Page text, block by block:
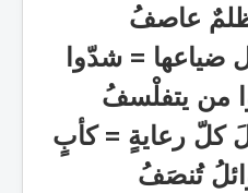
عاصفُ
ضياعها = شدّوا
من يتفلْسفُ
كلّ رعايةٍ =كأبٍ
تُنصَفُ